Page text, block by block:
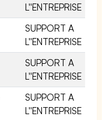
L''ENTREPRISE
SUPPORT A
L''ENTREPRISE
SUPPORT A
L''ENTREPRISE
SUPPORT A
L''ENTREPRISE